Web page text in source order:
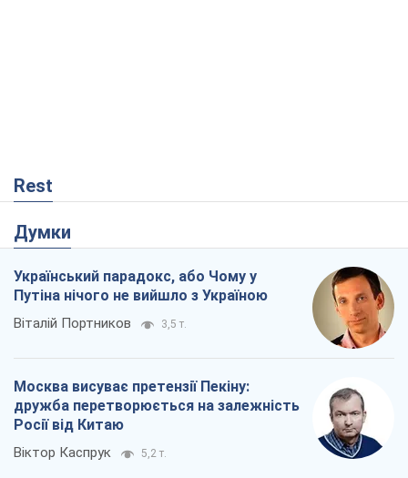
Rest
Думки
Український парадокс, або Чому у
Путіна нічого не вийшло з Україною
Віталій Портников 3,5 т.
Москва висуває претензії Пекіну:
дружба перетворюється на залежність
Росії від Китаю
Віктор Каспрук 5,2 т.